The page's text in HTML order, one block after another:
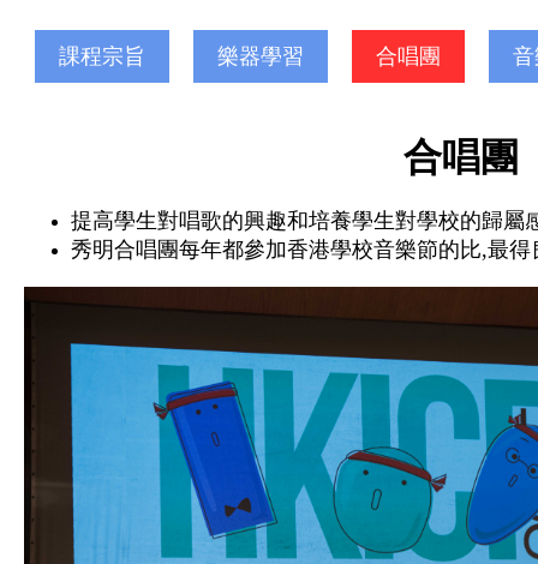
課程宗旨 樂器學習 合唱團
合唱團
提高學生對唱歌的興趣和培養學生對學校的歸屬
秀明合唱團每年都參加香港學校音樂節的比,最